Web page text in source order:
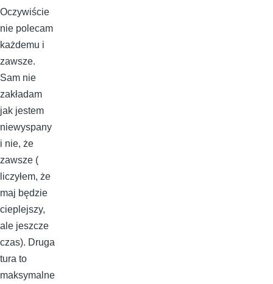
Oczywiście
nie polecam
każdemu i
zawsze.
Sam nie
zakładam
jak jestem
niewyspany
i nie, że
zawsze (
liczyłem, że
maj będzie
cieplejszy,
ale jeszcze
czas). Druga
tura to
maksymalne